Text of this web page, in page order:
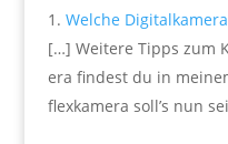
Welche
[…] Weit­ere Tipps zum
era find­est du in
flexkam­era soll’s nun